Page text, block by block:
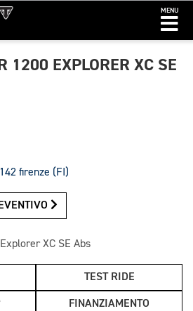
MENU
1200 EXPLORER XC SE
firenze (FI)
TEST RIDE
FINANZIAMENTO